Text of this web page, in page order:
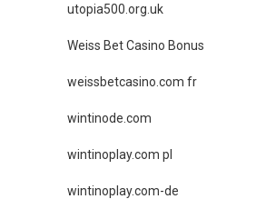
utopia500.org.uk
Weiss Bet Casino Bonus
weissbetcasino.com fr
wintinode.com
wintinoplay.com pl
wintinoplay.com-de